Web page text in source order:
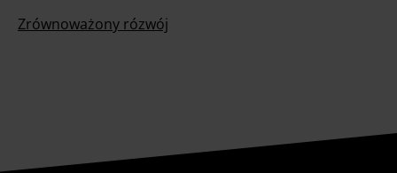
Zrównoważony rózwój